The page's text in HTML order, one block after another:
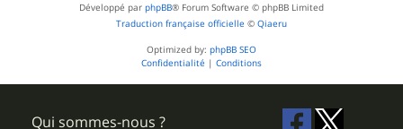
Développé par phpBB® Forum Software © phpBB Limited
Traduction française officielle © Qiaeru
Optimized by: phpBB SEO
Confidentialité | Conditions
Qui sommes-nous ?